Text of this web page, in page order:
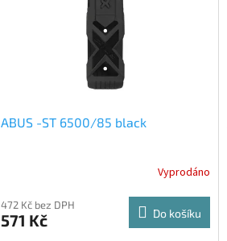
ABUS -ST 6500/85 black
Vyprodáno
472 Kč bez DPH
571 Kč Do košíku